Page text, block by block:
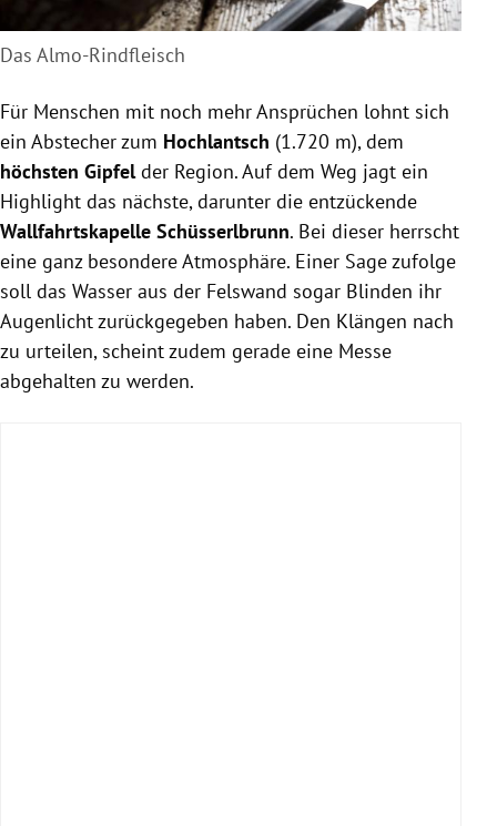
Das Almo-Rindfleisch
Für Menschen mit noch mehr Ansprüchen lohnt sich
ein Abstecher zum Hochlantsch (1.720 m), dem
höchsten Gipfelder Region. Auf dem Weg jagt ein
Highlight das nächste, darunter die entzückende
Wallfahrtskapelle Schüsserlbrunn. Bei dieser herrscht
eine ganz besondere Atmosphäre. Einer Sage zufolge
soll das Wasser aus der Felswand sogar Blinden ihr
Augenlicht zurückgegeben haben. Den Klängen nach
zu urteilen, scheint zudem gerade eine Messe
abgehalten zu werden.